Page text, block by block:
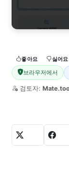
좋아요 싫어요
브라우저에서
검토자: